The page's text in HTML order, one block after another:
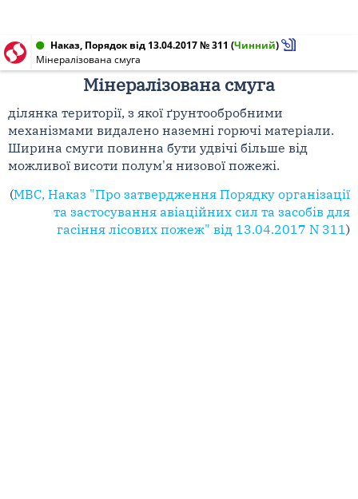
Наказ, Порядок від 13.04.2017 № 311 (Чинний)
Мінералізована смуга